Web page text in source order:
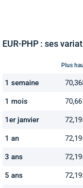
EUR-PHP : ses
Plus
1 semaine
1 mois
1er janvier
1 an
3 ans
5 ans